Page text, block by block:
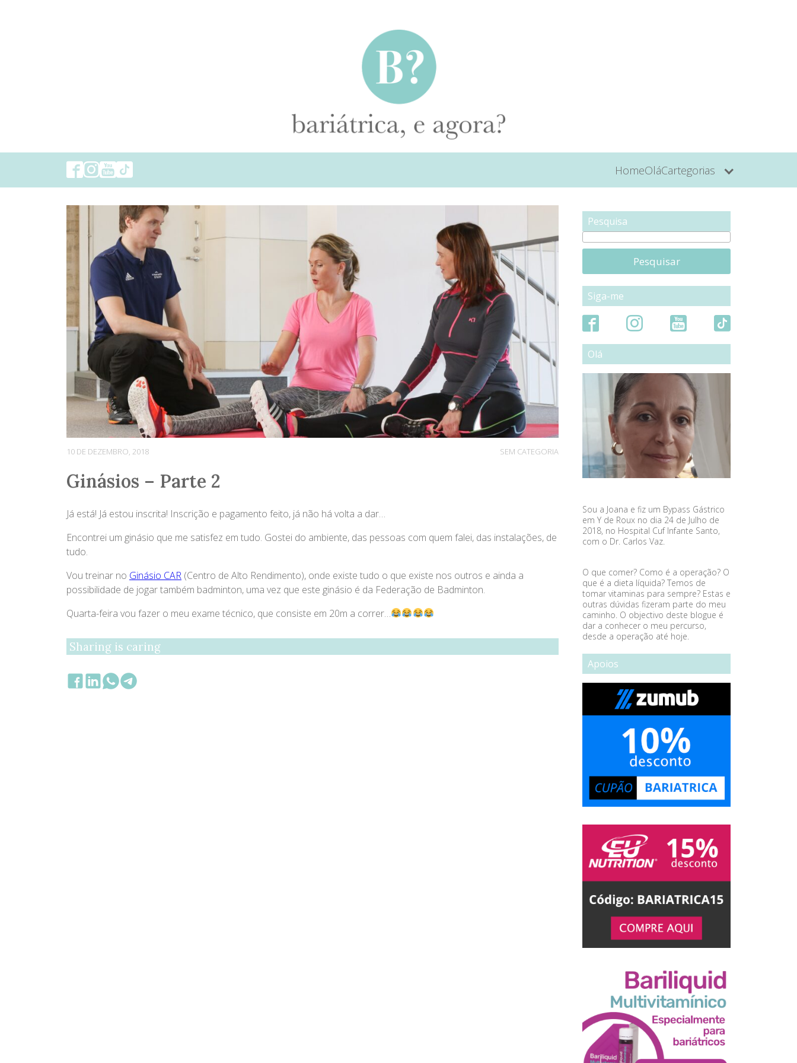
HomeOláCartegorias
10 DE DEZEMBRO, 2018 SEM CATEGORIA
Ginásios – Parte 2
Já está! Já estou inscrita! Inscrição e pagamento feito, já não há volta a dar…
Encontrei um ginásio que me satisfez em tudo. Gostei do ambiente, das pessoas com quem falei, das instalações, de
tudo.
Vou treinar no Ginásio CAR (Centro de Alto Rendimento), onde existe tudo o que existe nos outros e ainda a
possibilidade de jogar também badminton, uma vez que este ginásio é da Federação de Badminton.
Quarta-feira vou fazer o meu exame técnico, que consiste em 20m a correr…
Sharing is caring
Pesquisa
Pesquisar
Siga-me
Olá
Sou a Joana e fiz um Bypass Gástrico
em Y de Roux no dia 24 de Julho de
2018, no Hospital Cuf Infante Santo,
com o Dr. Carlos Vaz.
O que comer? Como é a operação? O
que é a dieta líquida? Temos de
tomar vitaminas para sempre? Estas e
outras dúvidas fizeram parte do meu
caminho. O objectivo deste blogue é
dar a conhecer o meu percurso,
desde a operação até hoje.
Apoios